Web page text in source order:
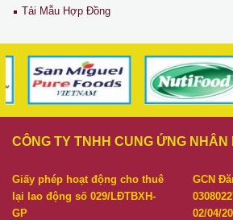
Tải Mẫu Hợp Đồng
CÔNG TY TNHH CUNG ỨNG
Giấy phép hoạt động cho thuê
lại lao động số 029/LĐTBXH-
GP
GCN
02/04/